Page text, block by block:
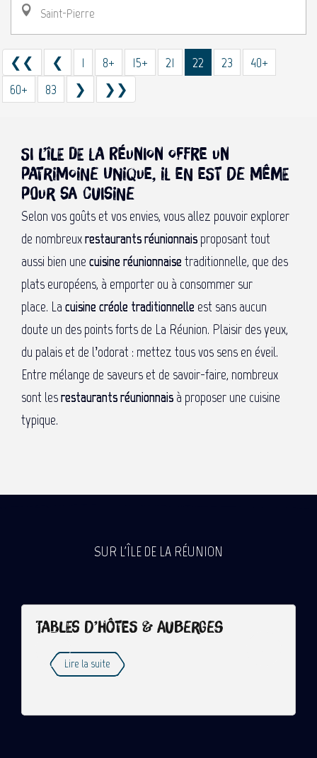
Saint-Pierre
❮❮ ❮ 1 8+ 15+ 21 22 23
40+
60+
83 ❯ ❯❯
Si l’île de La Réunion offre un
patrimoine unique, il en est de même
pour sa cuisine
Selon vos goûts et vos envies, vous allez pouvoir explorer
de nombreuxrestaurants réunionnaisproposant tout
aussi bien une cuisine réunionnaise traditionnelle, que des
plats européens, à emporter ou à consommer sur
place. La cuisine créole traditionnelle est sans aucun
doute un des points forts de La Réunion. Plaisir des yeux,
du palais et de l’odorat : mettez tous vos sens en éveil.
Entre mélange de saveurs et de savoir-faire, nombreux
sont lesrestaurants réunionnais à proposer une cuisine
typique.
SUR L'ÎLE DE LA RÉUNION
Tables d’hôtes & auberges
Lire la suite